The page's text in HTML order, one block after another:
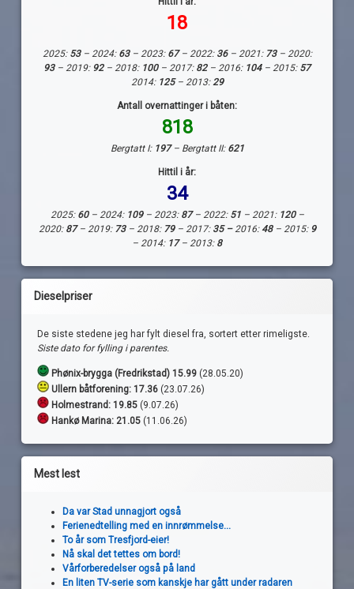
18
2025: 53– 2024:63– 2023: 67– 2022: 36– 2021: 73– 2020:
93– 2019: 92– 2018: 100 – 2017: 82– 2016: 104– 2015: 57
2014: 125– 2013: 29
Antall overnattinger i båten:
818
Bergtatt I: 197– Bergtatt II: 621
Hittil i år:
34
2025: 60– 2024: 109– 2023: 87– 2022: 51– 2021: 120–
2020: 87– 2019: 73– 2018: 79– 2017: 35 – 2016:48– 2015: 9
– 2014: 17– 2013: 8
Dieselpriser
De siste stedene jeg har fylt diesel fra, sortert etter rimeligste.
Siste dato for fylling i parentes.
Phønix-brygga (Fredrikstad) 15.99 (28.05.20)
Ullern båtforening: 17.36 (23.07.26)
Holmestrand: 19.85 (9.07.26)
Hankø Marina: 21.05 (11.06.26)
Mest lest
Da var Stad unnagjort også
Ferienedtelling med en innrømmelse...
To år som Tresfjord-eier!
Nå skal det tettes om bord!
Vårforberedelser også på land
En liten TV-serie som kanskje har gått under radaren